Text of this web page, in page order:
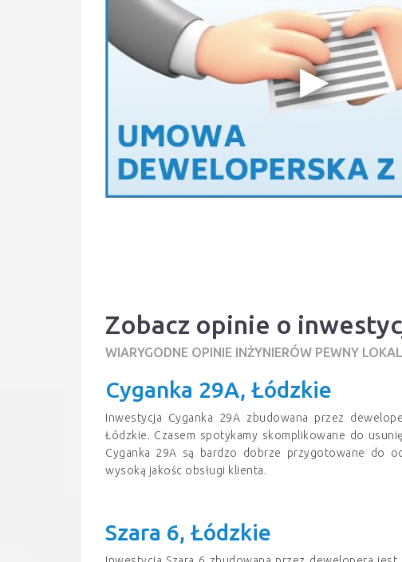
Zobacz opinie o
WIARYGODNE OPINIE INŻYNIERÓW PEWNY
Cyganka 29A, Łódzkie
Inwestycja Cyganka 29A zbudowana przez
Łódzkie. Czasem spotykamy skomplikowane do
Cyganka 29A są bardzo dobrze przygotowane do
wysoką jakośc obsługi klienta.
Szara 6, Łódzkie